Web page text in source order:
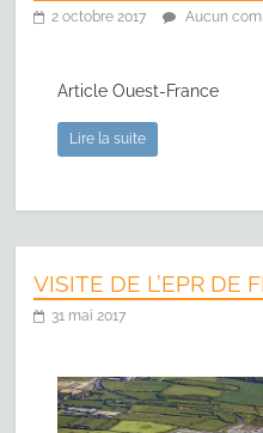
2 octobre 2017 Aucun
Article Ouest-France
Lire la suite
VISITE DE L’EPR DE
31 mai 2017